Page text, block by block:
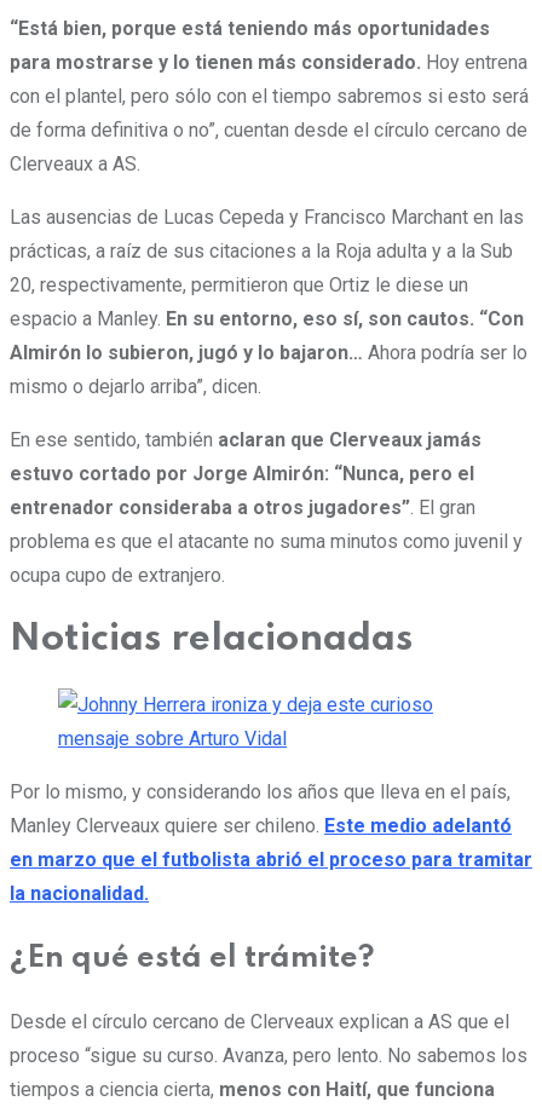
“Está bien, porque está teniendo más oportunidades
para mostrarse y lo tienen más considerado. Hoy entrena
con el plantel, pero sólo con el tiempo sabremos si esto será
de forma definitiva o no”, cuentan desde el círculo cercano de
Clerveaux a AS.
Las ausencias de Lucas Cepeda y Francisco Marchant en las
prácticas, a raíz de sus citaciones a la Roja adulta y a la Sub
20, respectivamente, permitieron que Ortiz le diese un
espacio a Manley. En su entorno, eso sí, son cautos. “Con
Almirón lo subieron, jugó y lo bajaron… Ahora podría ser lo
mismo o dejarlo arriba”, dicen.
En ese sentido, también aclaran que Clerveaux jamás
estuvo cortado por Jorge Almirón: “Nunca, pero el
entrenador consideraba a otros jugadores” . El gran
problema es que el atacante no suma minutos como juvenil y
ocupa cupo de extranjero.
Noticias relacionadas
Por lo mismo, y considerando los años que lleva en el país,
Manley Clerveaux quiere ser chileno. Este medio adelantó
en marzo que el futbolista abrió el proceso para tramitar
la nacionalidad.
¿En qué está el trámite?
Desde el círculo cercano de Clerveaux explican a AS que el
proceso “sigue su curso. Avanza, pero lento. No sabemos los
tiempos a ciencia cierta, menos con Haití, que funciona